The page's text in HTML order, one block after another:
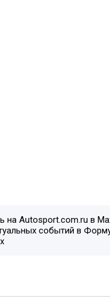
на Autosport.com.ru в
событий в